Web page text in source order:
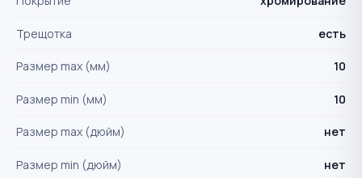
Трещотка есть
Размер max (мм) 10
Размер min (мм) 10
Размер max (дюйм) нет
Размер min (дюйм) нет